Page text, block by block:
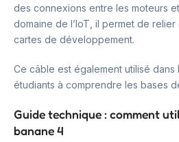
des connexions entre les moteurs
domaine de l’IoT, il permet de relier
cartes de développement.
Ce câble est également utilisé dans
étudiants à comprendre les bases
Guide technique : comment
banane 4